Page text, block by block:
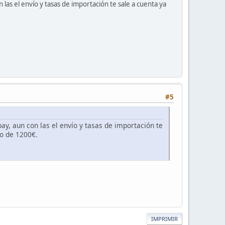
las el envío y tasas de importación te sale a cuenta ya
#5
aun con las el envío y tasas de importación te
de 1200€.
IMPRIMIR